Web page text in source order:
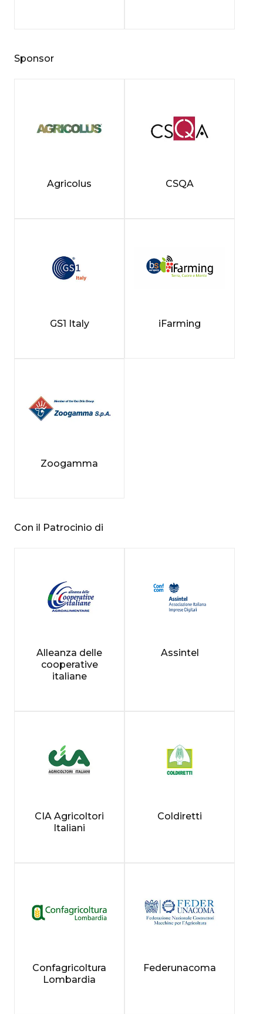
Sponsor
Agricolus CSQA
GS1 Italy iFarming
Zoogamma
Con il Patrocinio di
Alleanza delle
cooperative
italiane
Assintel
CIA Agricoltori
Italiani
Coldiretti
Confagricoltura
Lombardia
Federunacoma